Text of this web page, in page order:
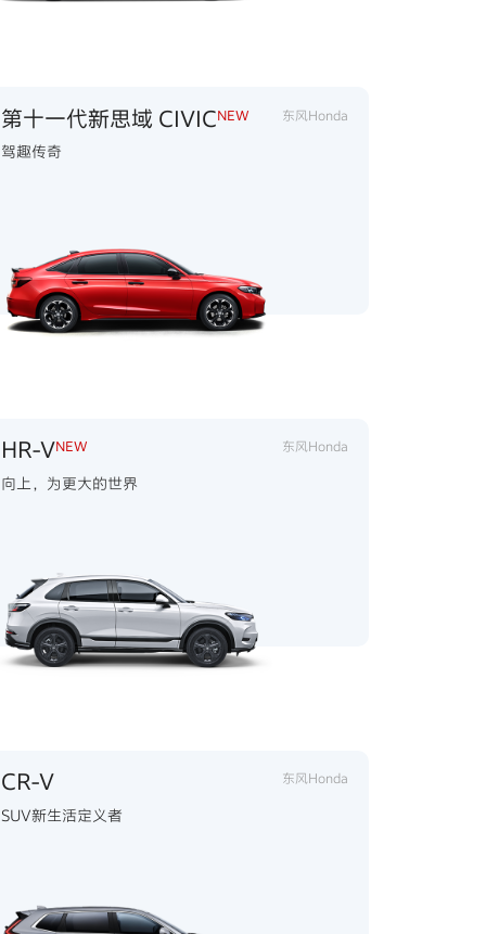
第十一代新思域 CIVICNEW 东风Honda
驾趣传奇
HR-VNEW 东风Honda
向上，为更大的世界
CR-V 东风Honda
SUV新生活定义者